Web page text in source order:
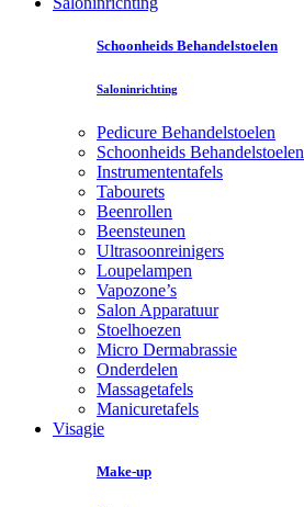
Schoonheids Behandelstoelen
Saloninrichting
Pedicure Behandelstoelen
Schoonheids Behandelstoelen
Instrumententafels
Tabourets
Beenrollen
Beensteunen
Ultrasoonreinigers
Loupelampen
Vapozone’s
Salon Apparatuur
Stoelhoezen
Micro Dermabrassie
Onderdelen
Massagetafels
Manicuretafels
Visagie
Make-up